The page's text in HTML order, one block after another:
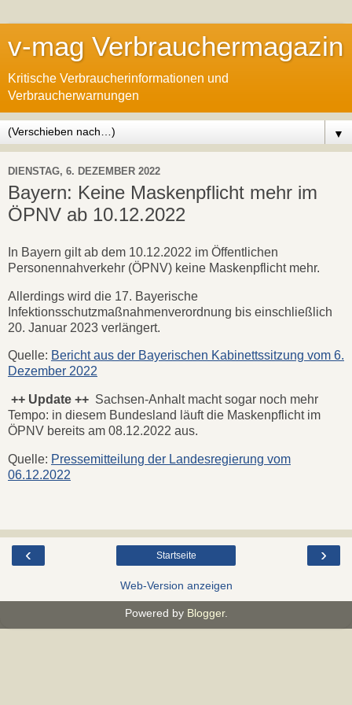
v-mag Verbrauchermagazin
Kritische Verbraucherinformationen und
Verbraucherwarnungen
▼
DIENSTAG, 6. DEZEMBER 2022
Bayern: Keine Maskenpflicht mehr im
ÖPNV ab 10.12.2022
In Bayern gilt ab dem 10.12.2022 im Öffentlichen
Personennahverkehr (ÖPNV) keine Maskenpflicht mehr.
Allerdings wird die 17. Bayerische
Infektionsschutzmaßnahmenverordnung bis einschließlich
20. Januar 2023 verlängert.
Quelle: Bericht aus der Bayerischen Kabinettssitzung vom 6.
Dezember 2022
++ Update ++ Sachsen-Anhalt macht sogar noch mehr
Tempo: in diesem Bundesland läuft die Maskenpflicht im
ÖPNV bereits am 08.12.2022 aus.
Quelle: Pressemitteilung der Landesregierung vom
06.12.2022
‹ ›
Startseite
Web-Version anzeigen
Powered by Blogger.